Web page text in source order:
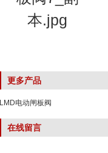
更多产品
LMD电动闸板阀
在线留言